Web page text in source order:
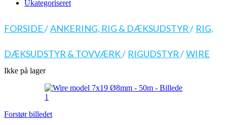
Ukategoriseret
FORSIDE/ANKERING, RIG & DÆKSUDSTYR/ RIG,
DÆKSUDSTYR & TOVVÆRK/ RIGUDSTYR/WIRE
Ikke på lager
Forstør billedet